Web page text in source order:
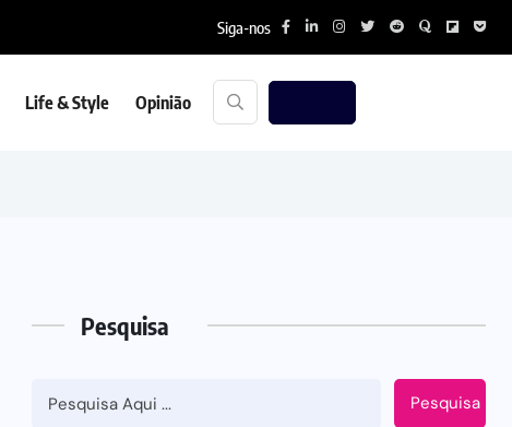
Siga-nos
Life & Style Opinião
Pesquisa
Pesquisa